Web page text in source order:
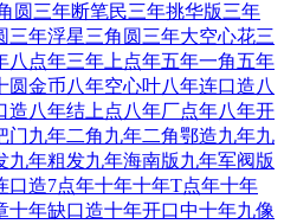
圆 三年断笔民三年挑华版三年
三年浮星三角圆 三年大空心花三
八点年三年上点年五年一角五年
圆金币八年空心叶八年连口造八
造八年结上点八年厂点年八年开
门九年二角九年二角鄂造九年九
九年粗发九年海南版九年军阀版
口造7点年十年十年T点年十年
十年缺口造十年开口中十年九像